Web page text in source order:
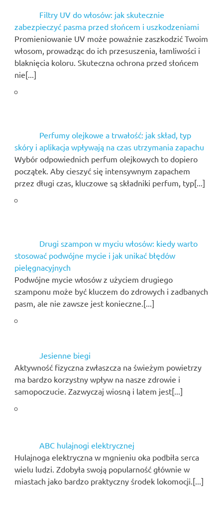
Filtry UV do włosów: jak skutecznie
zabezpieczyć pasma przed słońcem i uszkodzeniami
Promieniowanie UV może poważnie zaszkodzić Twoim
włosom, prowadząc do ich przesuszenia, łamliwości i
blaknięcia koloru. Skuteczna ochrona przed słońcem
nie[...]
Perfumy olejkowe a trwałość: jak skład, typ
skóry i aplikacja wpływają na czas utrzymania zapachu
Wybór odpowiednich perfum olejkowych to dopiero
początek. Aby cieszyć się intensywnym zapachem
przez długi czas, kluczowe są składniki perfum, typ[...]
Drugi szampon w myciu włosów: kiedy warto
stosować podwójne mycie i jak unikać błędów
pielęgnacyjnych
Podwójne mycie włosów z użyciem drugiego
szamponu może być kluczem do zdrowych i zadbanych
pasm, ale nie zawsze jest konieczne.[...]
Jesienne biegi
Aktywność fizyczna zwłaszcza na świeżym powietrzy
ma bardzo korzystny wpływ na nasze zdrowie i
samopoczucie. Zazwyczaj wiosną i latem jest[...]
ABC hulajnogi elektrycznej
Hulajnoga elektryczna w mgnieniu oka podbiła serca
wielu ludzi. Zdobyła swoją popularność głównie w
miastach jako bardzo praktyczny środek lokomocji.[...]